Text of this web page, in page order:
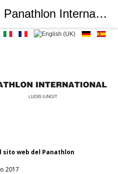
sito web del Panathlon
2017
Terms of use - Panathlon International